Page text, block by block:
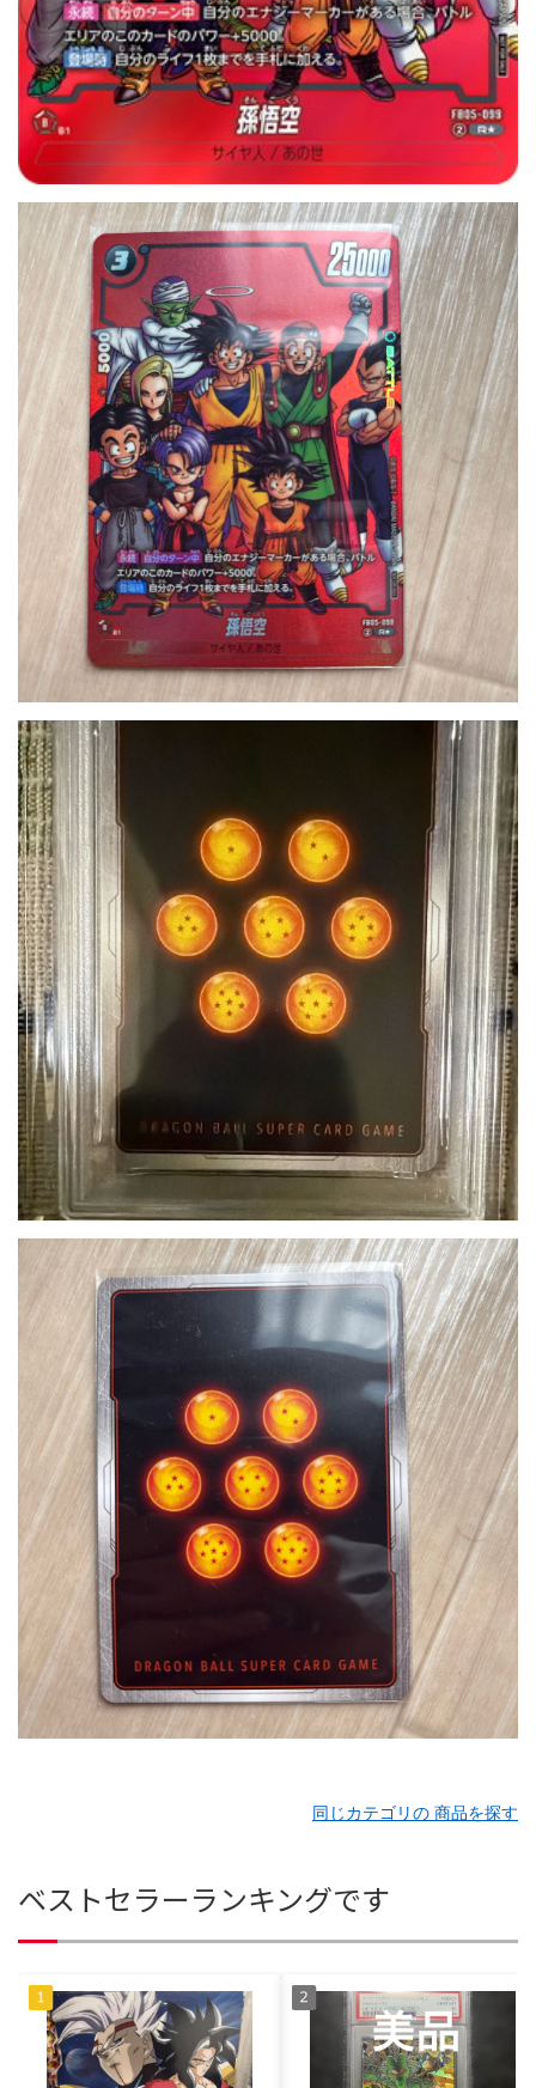
同じカテゴリの 商品を探す
ベストセラーランキングです